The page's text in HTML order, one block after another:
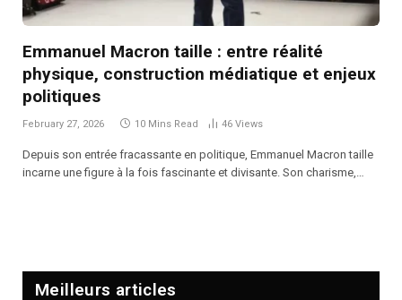
Emmanuel Macron taille : entre réalité
physique, construction médiatique et enjeux
politiques
February 27, 2026 10 Mins Read 46 Views
Depuis son entrée fracassante en politique, Emmanuel Macron taille
incarne une figure à la fois fascinante et divisante. Son charisme,…
Meilleurs articles